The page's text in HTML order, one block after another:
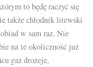
to będę raczyć się
także chłodnik litewski
w sam raz. Nie
na te okoliczność już
gaz drożeje,